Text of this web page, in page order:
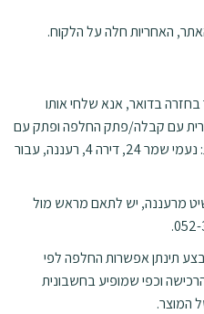
האחריות חלה על הלקוח.
בדואר, אנא שלחי אותו
עם קבלה/פתק החלפה ופתק עם
פרטים להתקשרות איתך, לכתובת: נעמי שמר 24, דירה 4, רעננה, עבור
מרעננה, יש לתאם מראש מול
תינתן אפשרות החלפה לפי
וכפי שמופיע בחשבונית
המוצר.